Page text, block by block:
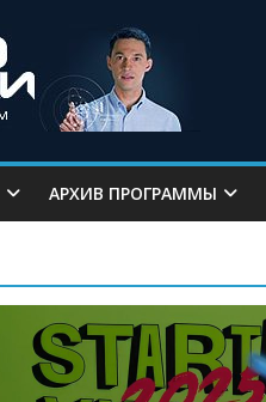
АРХИВ ПРОГРАММЫ